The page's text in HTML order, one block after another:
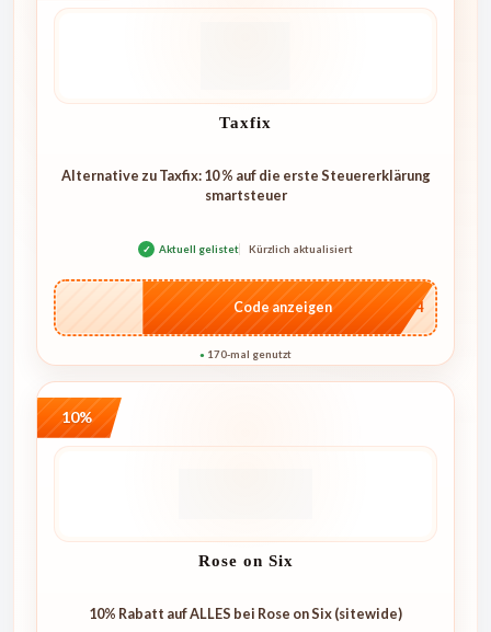
Taxfix
Alternative zu Taxfix: 10 % auf die erste Steuererklärung
smartsteuer
✓ Aktuell gelistet Kürzlich aktualisiert
…1744
Code anzeigen
● 170-mal genutzt
10%
Rose on Six
10% Rabatt auf ALLES bei Rose on Six (sitewide)